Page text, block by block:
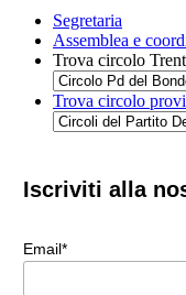
Segretaria
Assemblea e
Trova circolo
Trova circolo
Iscriviti alla
Email*